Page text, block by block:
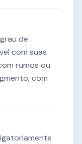
de
com suas
rumos ou
com